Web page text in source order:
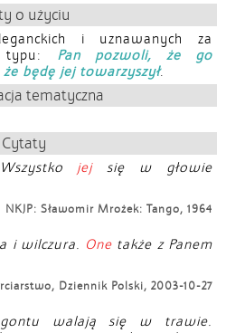
o użyciu
i uznawanych za
typu: Pan pozwoli, że go
będę jej towarzyszył.
tematyczna
Cytaty
jejsię w głowie
NKJP: Sławomir Mrożek: Tango, 1964
i wilczura. One także z Panem
Dziennik Polski, 2003-10-27
gontu walają się w trawie.